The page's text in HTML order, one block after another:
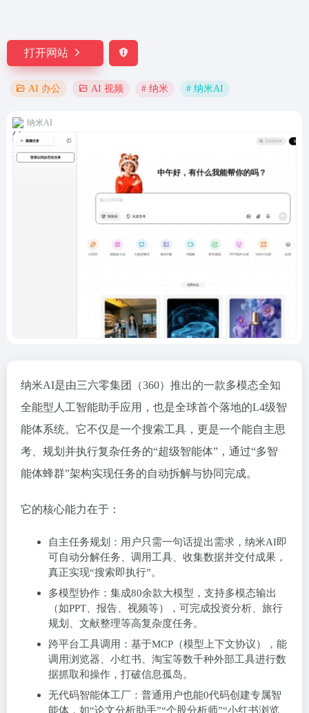
打开网站
AI 办公 AI 视频 # 纳米 # 纳米AI
纳米AI
纳米AI是由三六零集团（360）推出的一款多模态全知
全能型人工智能助手应用，也是全球首个落地的L4级智
能体系统。它不仅是一个搜索工具，更是一个能自主思
考、规划并执行复杂任务的“超级智能体”，通过“多智
能体蜂群”架构实现任务的自动拆解与协同完成。
它的核心能力在于：
‌自主任务规划‌：用户只需一句话提出需求，纳米AI即
可自动分解任务、调用工具、收集数据并交付成果，
真正实现“搜索即执行”。
‌多模型协作‌：集成80余款大模型，支持多模态输出
（如PPT、报告、视频等），可完成投资分析、旅行
规划、文献整理等高复杂度任务。
‌跨平台工具调用‌：基于MCP（模型上下文协议），能
调用浏览器、小红书、淘宝等数千种外部工具进行数
据抓取和操作，打破信息孤岛。
‌无代码智能体工厂‌：普通用户也能0代码创建专属智
能体，如“论文分析助手”“个股分析师”“小红书浏览